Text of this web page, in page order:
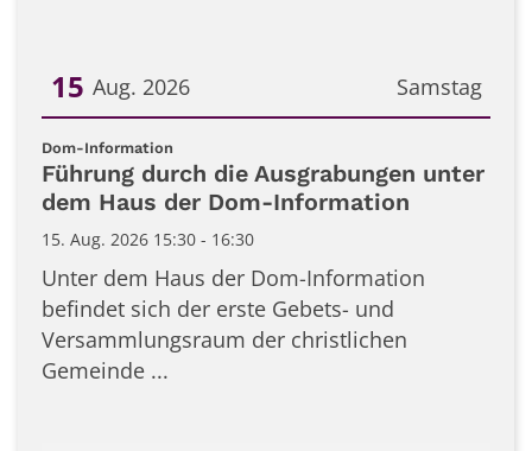
Samstag
15 Aug. 2026
Datum: 15. August 2026
Dom-Information
Führung durch die Ausgrabungen unter
dem Haus der Dom-Information
15. Aug. 2026 15:30 - 16:30
Unter dem Haus der Dom-Information
befindet sich der erste Gebets- und
Versammlungsraum der christlichen
Gemeinde ...